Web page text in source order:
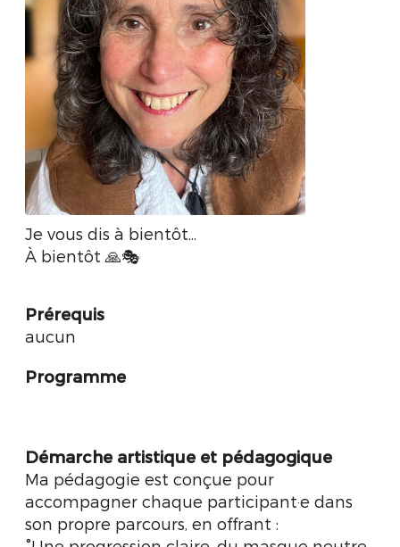
Je vous dis à bientôt...
À bientôt 🙏🎭
Prérequis
aucun
Programme
Démarche artistique et pédagogique
Ma pédagogie est conçue pour
accompagner chaque participant·e dans
son propre parcours, en offrant :